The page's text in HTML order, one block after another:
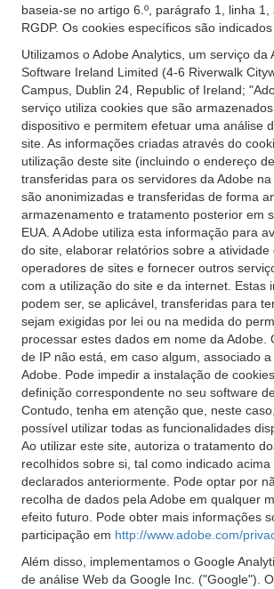
baseia-se no artigo 6.º, parágrafo 1, linha
RGDP. Os cookies específicos são indicados
Utilizamos o Adobe Analytics, um serviço da
Software Ireland Limited (4-6 Riverwalk
Campus, Dublin 24, Republic of Ireland;
serviço utiliza cookies que são
dispositivo e permitem efetuar uma análise
site. As informações criadas através do
utilização deste site (incluindo o endereço
transferidas para os servidores da Adobe
são anonimizadas e transferidas de forma
armazenamento e tratamento posterior em
EUA. A Adobe utiliza esta informação para
do site, elaborar relatórios sobre a atividade
operadores de sites e fornecer outros
com a utilização do site e da internet. Estas
podem ser, se aplicável, transferidas para
sejam exigidas por lei ou na medida do
processar estes dados em nome da Adobe.
de IP não está, em caso algum, associado
Adobe. Pode impedir a instalação de
definição correspondente no seu software
Contudo, tenha em atenção que, neste
possível utilizar todas as funcionalidades
Ao utilizar este site, autoriza o tratamento
recolhidos sobre si, tal como indicado
declarados anteriormente. Pode optar por
recolha de dados pela Adobe em qualquer
efeito futuro. Pode obter mais informações
participação em http://www.adobe.com/
Além disso, implementamos o Google
de análise Web da Google Inc. ("Google").